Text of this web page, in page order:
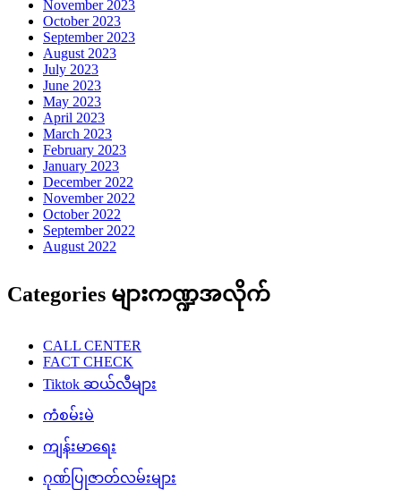
November 2023
October 2023
September 2023
August 2023
July 2023
June 2023
May 2023
April 2023
March 2023
February 2023
January 2023
December 2022
November 2022
October 2022
September 2022
August 2022
Categories များကဏ္ဍအလိုက်
CALL CENTER
FACT CHECK
Tiktok ဆယ်လီများ
ကံစမ်းမဲ
ကျန်းမာရေး
ဂုဏ်ပြုဇာတ်လမ်းများ